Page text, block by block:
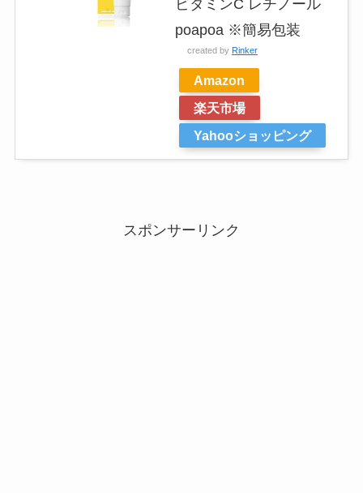
ビタミンC レチノール
poapoa ※簡易包装
created by Rinker
Amazon
楽天市場
Yahooショッピング
スポンサーリンク